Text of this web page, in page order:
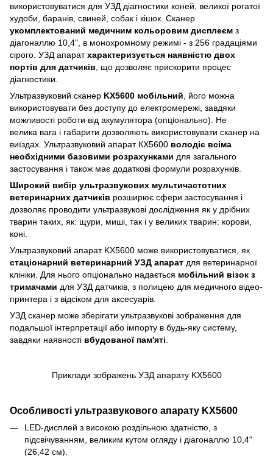
використовуватися для УЗД діагностики коней, великої рогатої
худоби, баранів, свиней, собак і кішок. Сканер
укомплектований медичним кольоровим дисплеєм з
діагоналлю 10,4", в монохромному режимі - з 256 градаціями
сірого. УЗД апаратхарактеризується наявністю двох
портів для датчиків , що дозволяє прискорити процес
діагностики.
Ультразвуковий сканер KX5600 мобільний , його можна
використовувати без доступу до електромережі, завдяки
можливості роботи від акумулятора (опціонально). Не
велика вага і габарити дозволяють використовувати сканер на
виїздах. Ультразвуковий апарат КХ5600 володіє всіма
необхідними базовими розрахунками для загального
застосування і також має додаткові формули розрахунків.
Широкий вибір ультразвукових мультичастотних
ветеринарних датчиків розширює сфери застосування і
дозволяє проводити ультразвукові дослідження як у дрібних
тварин таких, як: щури, миші, так і у великих тварин: корови,
коні.
Ультразвуковий апарат KX5600 може використовуватися, як
стаціонарний ветеринарний УЗД апарат для ветеринарної
клініки. Для нього опціонально надається мобільний візок з
тримачами для УЗД датчиків, з полицею для медичного відео-
принтера і з відсіком для аксесуарів.
УЗД сканер може зберігати ультразвукові зображення для
подальшої інтерпретації або імпорту в будь-яку систему,
завдяки наявності вбудованої пам'яті
Приклади зображень УЗД апарату KX5600
Особливості ультразвукового апарату KX5600
LED-дисплей з високою роздільною здатністю, з
підсвічуванням, великим кутом огляду і діагоналлю 10,4"
(26,42 см).